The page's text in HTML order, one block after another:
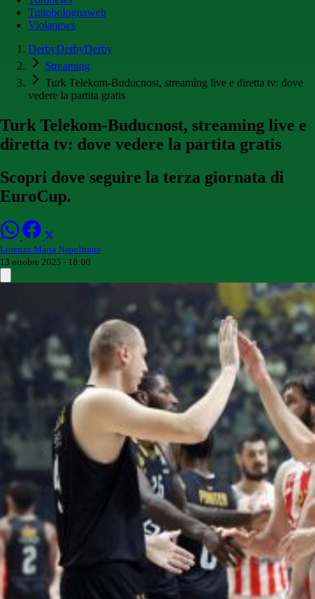
Tuttobolognaweb
Violanews
DerbyDerbyDerby
Streaming
Turk Telekom-Buducnost, streaming live e diretta tv: dove
vedere la partita gratis
Turk Telekom-Buducnost, streaming live e
diretta tv: dove vedere la partita gratis
Scopri dove seguire la terza giornata di
EuroCup.
Lorenzo Maria Napolitano
13 ottobre 2025 - 18:00